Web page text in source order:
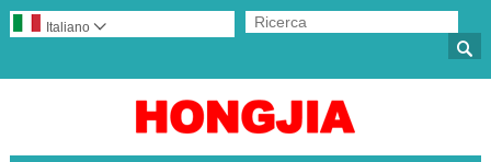

Italiano 